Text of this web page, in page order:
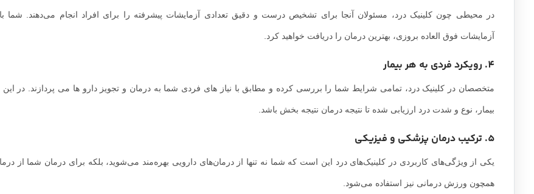
در محیطی چون کلینیک درد، مسئولان آنجا برای تشخیص درست و دقیق تعدادی آزمایشات پیشرفته را برای افراد انجام می‌دهند. شما
آزمایشات فوق العاده بروزی، بهترین درمان را دریافت خواهید کرد.
4. رویکرد فردی به هر بیمار
متخصصان در کلینیک درد، تمامی شرایط شما را بررسی کرده و مطابق با نیاز های فردی شما به درمان و تجویز دارو ها می پردازند. در
بیمار، نوع و شدت درد ارزیابی شده تا نتیجه درمان نتیجه بخش باشد.
5. ترکیب درمان پزشکی و فیزیکی
یکی از ویژگی‌های کاربردی در کلینیک‌های درد این است که شما نه تنها از درمان‌های دارویی بهره‌مند می‌شوید، بلکه برای درمان شما از
همچون ورزش درمانی نیز استفاده می‌شود.